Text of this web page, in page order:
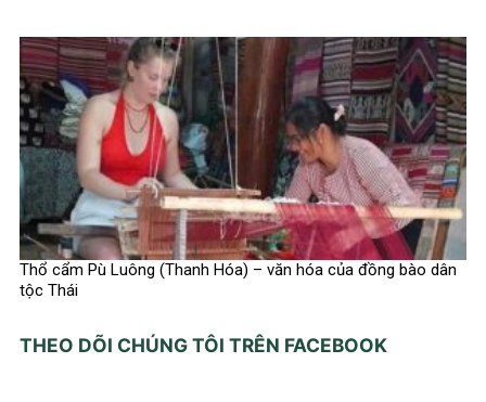
Thổ cẩm Pù Luông (Thanh Hóa) – văn hóa của đồng bào dân
tộc Thái
THEO DÕI CHÚNG TÔI TRÊN FACEBOOK